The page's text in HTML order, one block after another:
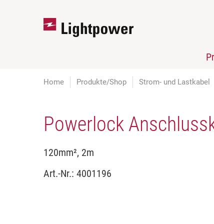
Home Produkte/Shop Strom- und Lastkabel
Powerlock
120mm², 2m
Art.-Nr.: 4001196